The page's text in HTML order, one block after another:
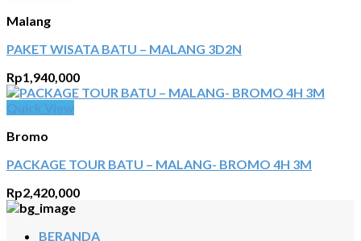
Malang
PAKET WISATA BATU – MALANG 3D2N
Rp1,940,000
Bromo
PACKAGE TOUR BATU – MALANG- BROMO 4H 3M
Rp2,420,000
BERANDA